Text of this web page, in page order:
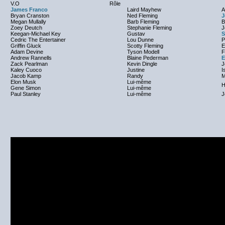
V.O
Rôle
James Franco
Laird Mayhew
Bryan Cranston
Ned Fleming
Megan Mullally
Barb Fleming
Zoey Deutch
Stephanie Fleming
Keegan-Michael Key
Gustav
Cedric The Entertainer
Lou Dunne
Griffin Gluck
Scotty Fleming
Adam Devine
Tyson Modell
Andrew Rannells
Blaine Pederman
Zack Pearlman
Kevin Dingle
Kaley Cuoco
Justine
Jacob Kamp
Randy
Elon Musk
Lui-même
Gene Simon
Lui-même
Paul Stanley
Lui-même